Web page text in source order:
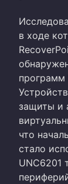
в ходе
программ
защиты и
что
стало
UNC6201